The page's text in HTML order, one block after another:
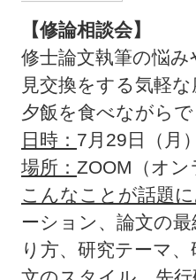
【修論相談会】
修士論文執筆の悩
見交換をする気軽な
夕飯を食べながら
日時： 7月29日（月
場所： ZOOM（オン
こんなことが話題
ーション、論文の
り方、研究テーマ